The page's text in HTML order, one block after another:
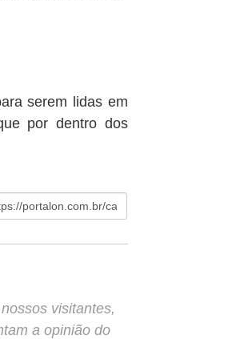
serem lidas em
por dentro dos
visitantes,
a opinião do